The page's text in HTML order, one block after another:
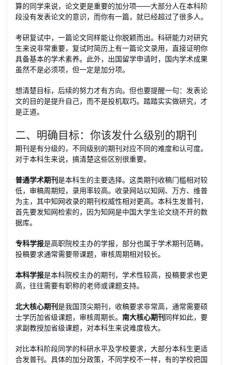
算的同学来说，论文更是重要的加分项——大部分人在本科阶
段没有发表论文的意识，而你有一篇，就已经超过了很多人。
考研复试中，一篇论文同样能让你脱颖而出。科研能力对研究
生来说非常重要，复试时简历上有一篇论文录用，直接证明你
具备基本的学术素养。此外，出国留学申请时，国内学术成果
虽然不是必须项，但一定是加分项。
想清楚目标，后续的努力才有方向。但也要提醒一句：发表论
文的目的是提升自己，而不是投机取巧。踏踏实实做研究，才
是正道。
二、明确目标：你该发什么级别的期刊
期刊是有分级的，不同级别的期刊对应不同的难度和认可度。
对于本科生来说，搞清楚这些区别很重要。
普通学术期刊是本科生的主要选择。这类期刊收稿门槛相对较
低，审稿周期短，录用率较高。收录网站以知网、万方、维普
为主，其中知网收录的期刊权威性相对更高。本科生发普刊，
首先要发知网检索的，因为知网是中国大学生论文绕不开的数
据库。
专科学报是高职院校主办的学报，部分也属于学术期刊范畴。
投稿要求通常需要带课题，审核周期相对较长。
本科学报是本科院校主办的期刊，学术性较高，投稿要求也更
高，往往需要有职称的老师或课题支持。
北大核心期刊是我国顶尖期刊，收稿要求非常高，通常需要硕
士学历加省级课题，审核周期长。 南大核心期刊 同样如此，要
求副教授加省级课题，对本科生来说难度极大。
对比本科阶段同学的科研水平及学校要求，大部分本科生更适
合发普刊。具体的加分政策，不同学校不一样，有的学校把国